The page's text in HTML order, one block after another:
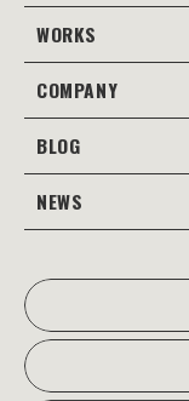
サービス案内
コンサルティング
Web広告･SEO対策
WORKS
制作事例
Web
COMPANY
会社案内
当社の強み
会社沿革
BLOG
JOTOブログ
NEWS